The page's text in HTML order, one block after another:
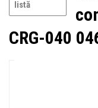
listă
CRG-040